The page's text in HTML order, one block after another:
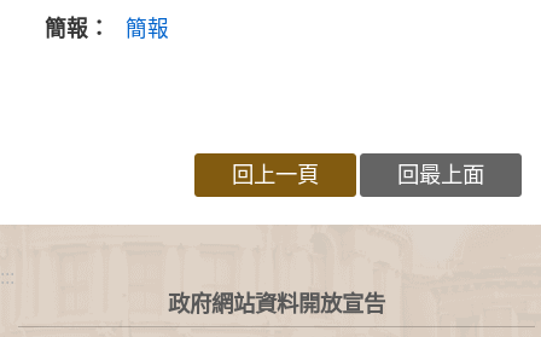
簡報：
簡報
回上一頁 回最上面
:::
政府網站資料開放宣告